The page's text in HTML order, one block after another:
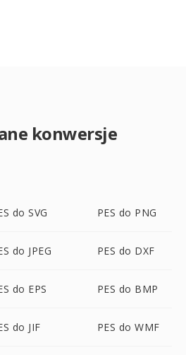
konwersje
do SVG PES do PNG
do JPEG PES do DXF
do EPS PES do BMP
do JIF PES do WMF